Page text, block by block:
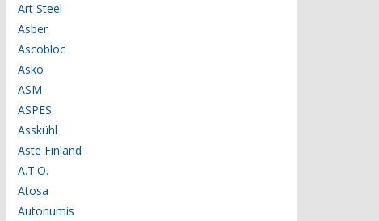
Art Steel
Asber
Ascobloc
Asko
ASM
ASPES
Asskühl
Aste Finland
A.T.O.
Atosa
Autonumis